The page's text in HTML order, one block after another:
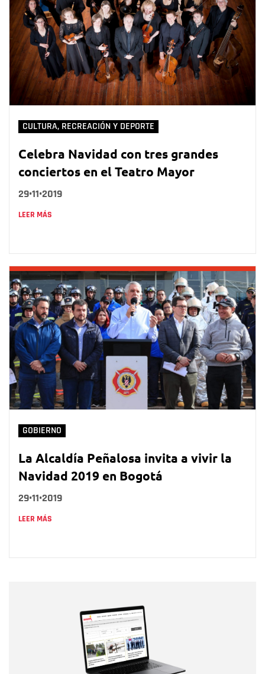
CULTURA, RECREACIÓN Y DEPORTE
Celebra Navidad con tres grandes
conciertos en el Teatro Mayor
29•11•2019
LEER MÁS
GOBIERNO
La Alcaldía Peñalosa invita a vivir la
Navidad 2019 en Bogotá
29•11•2019
LEER MÁS
Correo electrónico